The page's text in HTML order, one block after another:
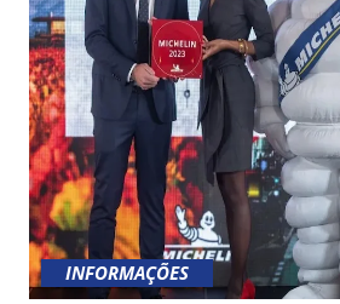
INFORMAÇÕES